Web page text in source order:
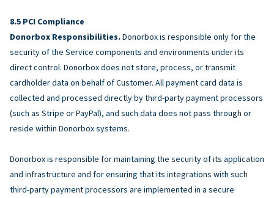
PCI Compliance
Donorbox Responsibilities. Donorbox is responsible only for the
security of the Service components and environments under its
direct control. Donorbox does not store, process, or transmit
cardholder data on behalf of Customer. All payment card data is
collected and processed directly by third-party payment processors
(such as Stripe or PayPal), and such data does not pass through or
reside within Donorbox systems.
Donorbox is responsible for maintaining the security of its application
and infrastructure and for ensuring that its integrations with such
third-party payment processors are implemented in a secure